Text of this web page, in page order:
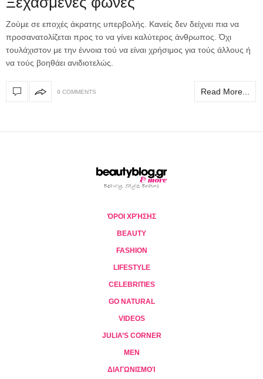
Ζούμε σε εποχές άκρατης υπερβολής. Κανείς δεν δείχνει πια να
προσανατολίζεται προς το να γίνει καλύτερος άνθρωπος. Όχι
τουλάχιστον με την έννοια τού να είναι χρήσιμος για τούς άλλους ή
να τούς βοηθάει ανιδιοτελώς.
9 COMMENTS Read More...
ΌΡΟΙ ΧΡΉΣΗΣ
BEAUTY
FASHION
LIFESTYLE
CELEBRITIES
GO NATURAL
VIDEOS
JULIA’S CORNER
MEN
ΔΙΑΓΩΝΙΣΜΟΊ